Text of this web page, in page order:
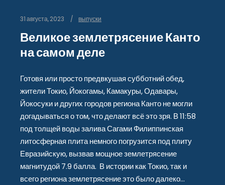
31 августа, 2023 выпуски
Великое землетрясение Канто
на самом деле
Готовя или просто предвкушая субботний обед,
жители Токио, Йокогамы, Камакуры, Одавары,
Йокосуки и других городов региона Канто не могли
догадываться о том, что делают всё это зря. В 11:58
под толщей воды залива Сагами Филиппинская
литосферная плита немного погрузится под плиту
Евразийскую, вызвав мощное землетрясение
магнитудой 7.9 балла. В истории как Токио, так и
всего региона землетрясение это было далеко…